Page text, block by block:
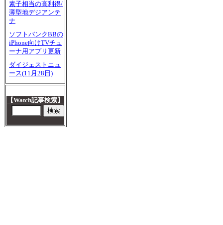
素子相当の高利得/
薄型地デジアンテ
ナ
ソフトバンクBBの
iPhone向けTVチュ
ーナ用アプリ更新
ダイジェストニュ
ース(11月28日)
【Watch記事検索】